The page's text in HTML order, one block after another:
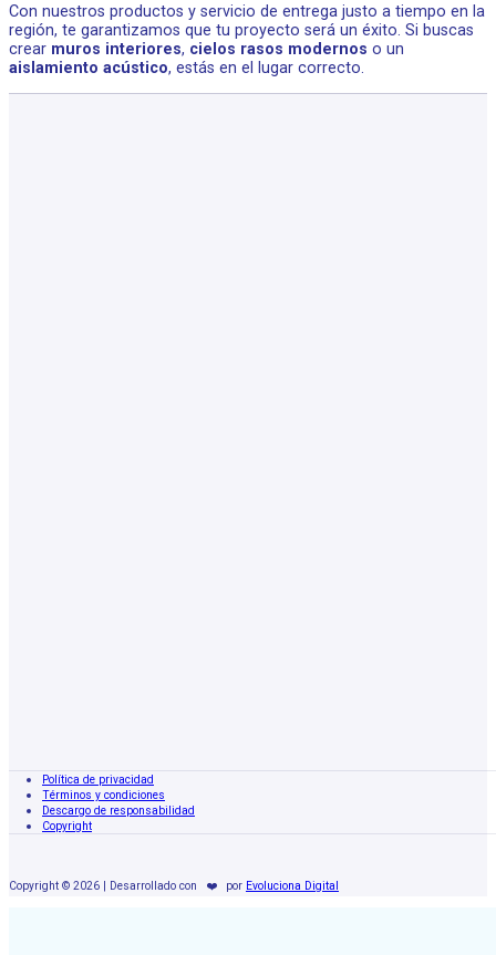
Con nuestros productos y servicio de entrega justo a tiempo en la
región, te garantizamos que tu proyecto será un éxito. Si buscas
crear muros interiores, cielos rasos modernos o un
aislamiento acústico, estás en el lugar correcto.
Política de privacidad
Términos y condiciones
Descargo de responsabilidad
Copyright
Copyright © 2026 | Desarrollado con ❤️ por Evoluciona Digital